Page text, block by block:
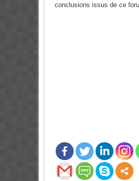
conclusions issus de ce